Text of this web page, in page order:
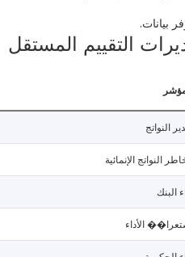
بيانات.
التقييم المستقل
النواتج
النواتج الإنمائية
البنك
الأداء